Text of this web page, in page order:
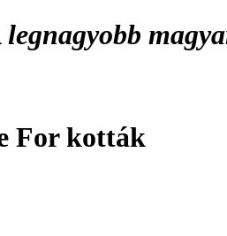
legnagyobb
For kották